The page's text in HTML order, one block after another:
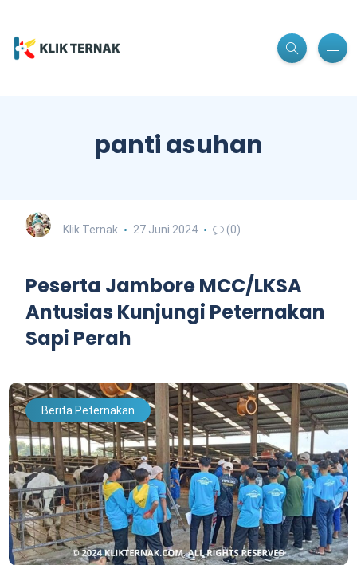
panti asuhan
Klik Ternak 27 Juni 2024 (0)
Peserta Jambore MCC/LKSA
Antusias Kunjungi Peternakan
Sapi Perah
Berita Peternakan